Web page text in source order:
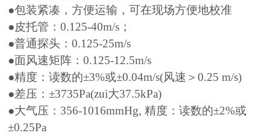
●包装紧凑，方便运输，可在现场方便地校准
●皮托管：0.125-40m/s；
●普通探头：0.125-25m/s
●面风速矩阵：0.125-12.5m/s
●精度：读数的±3%或±0.04m/s(风速＞0.25 m/s)
●差压：±3735Pa(zui大37.5kPa)
●大气压：356-1016mmHg, 精度：读数的±2%或
±0.25Pa